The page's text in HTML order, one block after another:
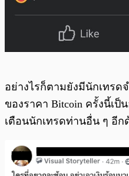
อย่างไรก็ตามยังมีนักเทรด
ของราคา Bitcoin ครั้งนี้เ
เตือนนักเทรดท่านอื่น ๆ อีก